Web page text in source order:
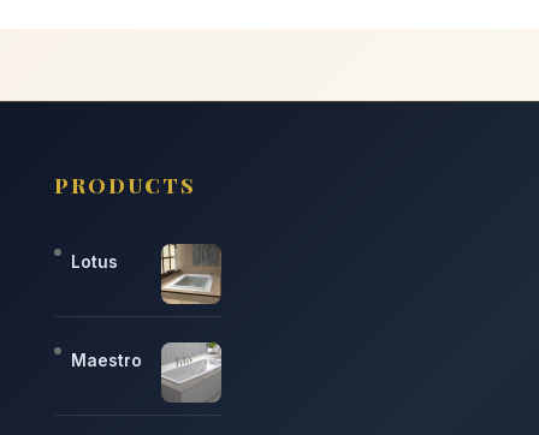
PRODUCTS
Lotus
Maestro